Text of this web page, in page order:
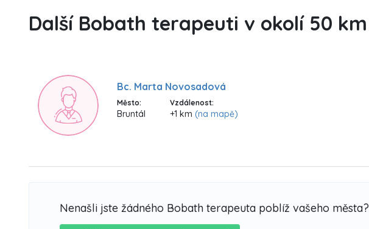
Další Bobath terapeuti v okolí 50 km
Bc. Marta Novosadová
Město:
Bruntál
Vzdálenost:
+1 km (na mapě)
Nenašli jste žádného Bobath terapeuta poblíž vašeho města?